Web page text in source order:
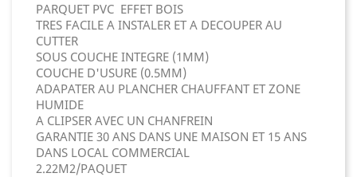
PARQUET PVC EFFET BOIS
TRES FACILE A INSTALER ET A DECOUPER AU
CUTTER
SOUS COUCHE INTEGRE (1MM)
COUCHE D'USURE (0.5MM)
ADAPATER AU PLANCHER CHAUFFANT ET ZONE
HUMIDE
A CLIPSER AVEC UN CHANFREIN
GARANTIE 30 ANS DANS UNE MAISON ET 15 ANS
DANS LOCAL COMMERCIAL
2.22M2/PAQUET